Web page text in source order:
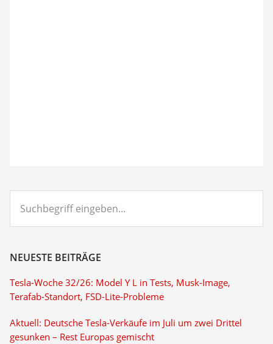
eingeben...
NEUESTE BEITRÄGE
Tesla-Woche 32/26: Model Y L in Tests, Musk-Image,
Terafab-Standort, FSD-Lite-Probleme
Aktuell: Deutsche Tesla-Verkäufe im Juli um zwei Drittel
gesunken – Rest Europas gemischt